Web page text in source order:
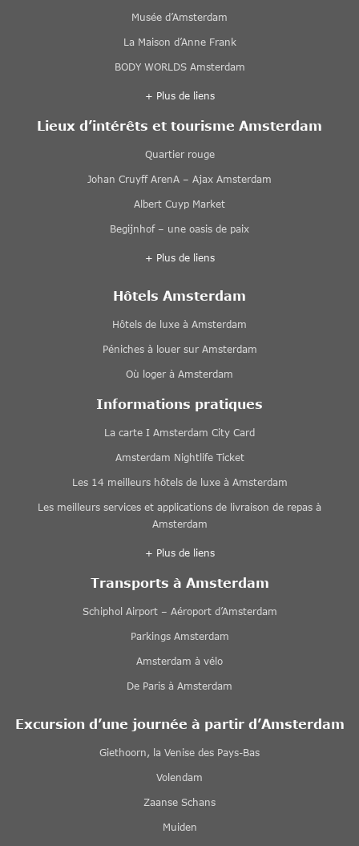
Musée d’Amsterdam
La Maison d’Anne Frank
BODY WORLDS Amsterdam
+ Plus de liens
Lieux d’intérêts et tourisme Amsterdam
Quartier rouge
Johan Cruyff ArenA – Ajax Amsterdam
Albert Cuyp Market
Begijnhof – une oasis de paix
+ Plus de liens
Hôtels Amsterdam
Hôtels de luxe à Amsterdam
Péniches à louer sur Amsterdam
Où loger à Amsterdam
Informations pratiques
La carte I Amsterdam City Card
Amsterdam Nightlife Ticket
Les 14 meilleurs hôtels de luxe à Amsterdam
Les meilleurs services et applications de livraison de repas à
Amsterdam
+ Plus de liens
Transports à Amsterdam
Schiphol Airport – Aéroport d’Amsterdam
Parkings Amsterdam
Amsterdam à vélo
De Paris à Amsterdam
Excursion d’une journée à partir d’Amsterdam
Giethoorn, la Venise des Pays-Bas
Volendam
Zaanse Schans
Muiden